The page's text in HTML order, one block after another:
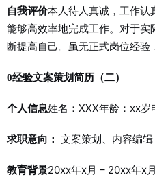
自我评价本人待人真诚，工作认
能够高效率地完成工作。对于
断提高自己。虽无正式岗位经
0经验文案策划简历（二）
个人信息姓名：XXX年龄：xx
求职意向： 文案策划、内容编辑
教育背景20xx年x月 – 20xx年x